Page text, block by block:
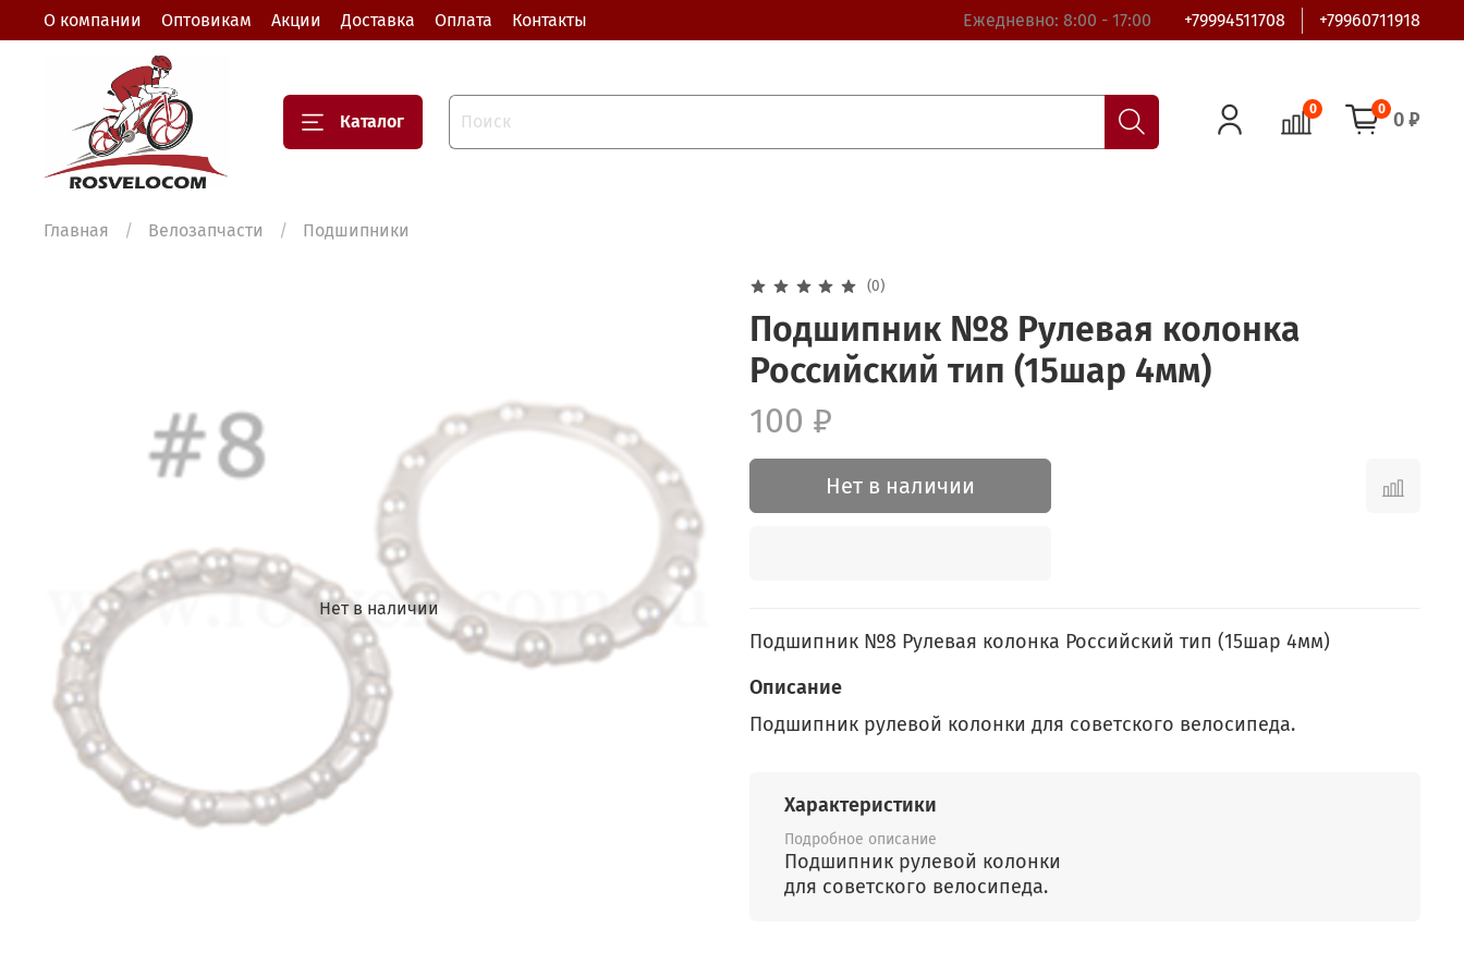
О компании Оптовикам Акции Доставка Оплата Контакты Ежедневно: 8:00 - 17:00 +79994511708 +79960711918
Каталог
0 0 0 ₽
Главная Велозапчасти Подшипники
Нет в наличии
(0)
Подшипник №8 Рулевая колонка
Российский тип (15шар 4мм)
100 ₽
Нет в наличии
Подшипник №8 Рулевая колонка Российский тип (15шар 4мм)
Описание
Подшипник рулевой колонки для советского велосипеда.
Характеристики
Подробное описание
Подшипник рулевой колонки
для советского велосипеда.